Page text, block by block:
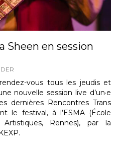
Sheen en session
vous tous les jeudis et
nouvelle session live d’un·e
dernières Rencontres Trans
le festival, à l’ESMA (École
Rennes), par la